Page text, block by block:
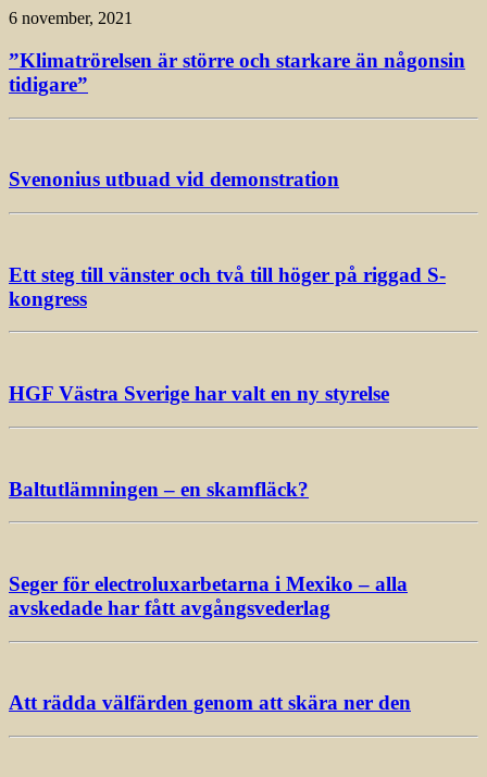
6 november, 2021
”Klimatrörelsen är större och starkare än någonsin
tidigare”
Svenonius utbuad vid demonstration
Ett steg till vänster och två till höger på riggad S-
kongress
HGF Västra Sverige har valt en ny styrelse
Baltutlämningen – en skamfläck?
Seger för electroluxarbetarna i Mexiko – alla
avskedade har fått avgångsvederlag
Att rädda välfärden genom att skära ner den